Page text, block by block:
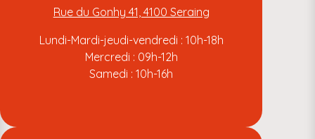
Rue du Gonhy 41, 4100 Seraing
Lundi-Mardi-jeudi-vendredi : 10h-18h
Mercredi : 09h-12h
Samedi : 10h-16h